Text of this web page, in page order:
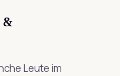
Leute im